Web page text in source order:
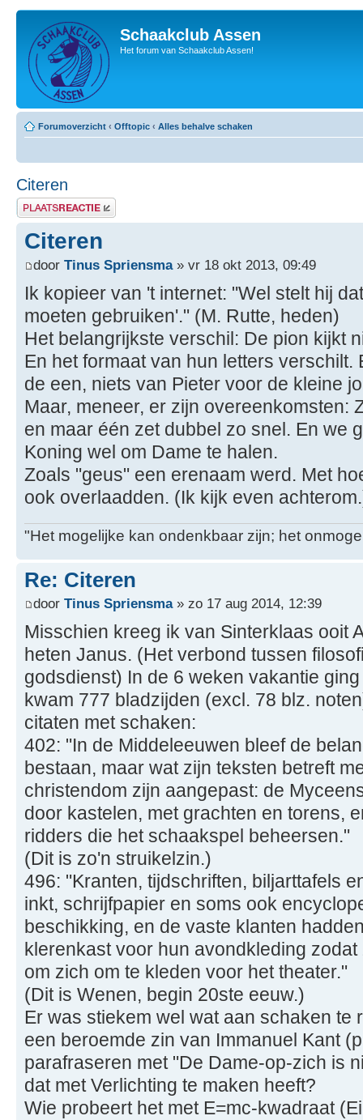
Schaakclub Assen
Het forum van Schaakclub Assen!
Forumoverzicht ‹ Offtopic ‹ Alles behalve schaken
Citeren
Plaats een reactie
Citeren
door Tinus Spriensma» vr 18 okt 2013, 09:49
Ik kopieer van 't internet: "Wel stelt hij
moeten gebruiken'." (M. Rutte, heden)
Het belangrijkste verschil: De pion kijkt
En het formaat van hun letters
de een, niets van Pieter voor de kleine
Maar, meneer, er zijn overeenkomsten:
en maar één zet dubbel zo snel. En we
Koning wel om Dame te halen.
Zoals "geus" een erenaam werd. Met
ook overlaadden. (Ik kijk even
"Het mogelijke kan ondenkbaar zijn; het
Re: Citeren
door Tinus Spriensma» zo 17 aug 2014, 12:39
Misschien kreeg ik van Sinterklaas ooit
heten Janus. (Het verbond tussen
godsdienst) In de 6 weken vakantie
kwam 777 bladzijden (excl. 78 blz.
citaten met schaken:
402: "In de Middeleeuwen bleef de
bestaan, maar wat zijn teksten betreft
christendom zijn aangepast: de
door kastelen, met grachten en torens,
ridders die het schaakspel beheersen."
(Dit is zo'n struikelzin.)
496: "Kranten, tijdschriften, biljarttafels
inkt, schrijfpapier en soms ook
beschikking, en de vaste klanten
klerenkast voor hun avondkleding
om zich om te kleden voor het theater."
(Dit is Wenen, begin 20ste eeuw.)
Er was stiekem wel wat aan schaken te
een beroemde zin van Immanuel Kant
parafraseren met "De Dame-op-zich is
dat met Verlichting te maken heeft?
Wie probeert het met E=mc-kwadraat